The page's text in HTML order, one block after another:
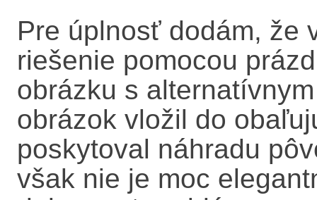
Pre úplnosť dodám, že
riešenie pomocou
obrázku s
obrázok vložil do
poskytoval náhradu
však nie je moc